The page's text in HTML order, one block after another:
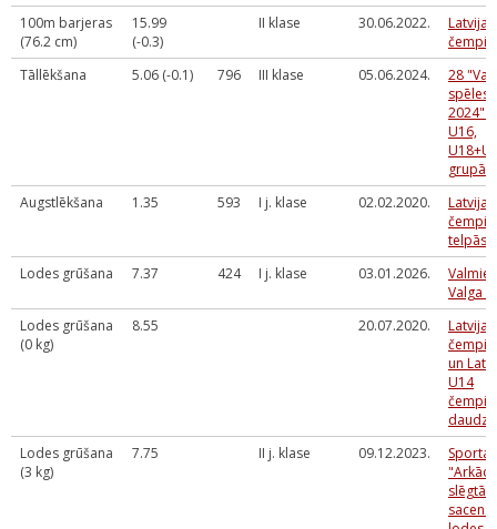
100m barjeras
(76.2 cm)
15.99
(-0.3)
II klase 30.06.2022.
Tāllēkšana
5.06 (-0.1) 796 III klase 05.06.2024.
28
spēles -
2024"
U16,
grupām
Augstlēkšana
1.35 593 I j. klase 02.02.2020.
telpās
Lodes grūšana
7.37 424 I j. klase 03.01.2026.
Valga
Lodes grūšana
(0 kg)
8.55 20.07.2020.
un
U14
Lodes grūšana
(3 kg)
7.75 II j. klase 09.12.2023.
Sporta
slēgtās